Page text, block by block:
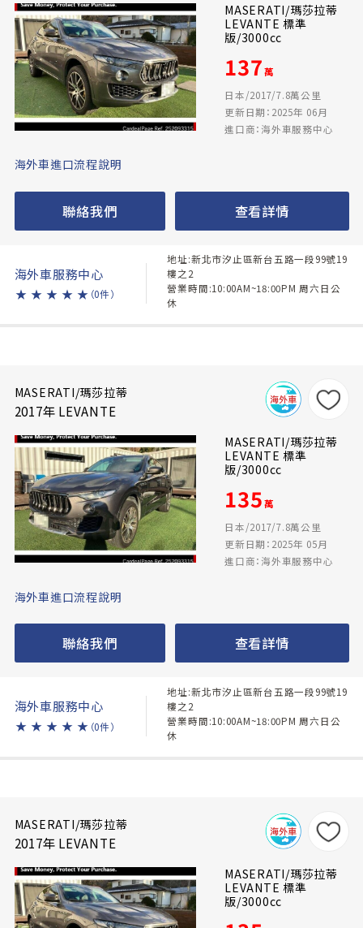
MASERATI/瑪莎拉蒂
LEVANTE 標準
版/3000cc
137萬
日本/2017/7.8萬公里
更新日期：2025年 06月
進口商：海外車服務中心
海外車進口流程說明
聯絡我們 查看詳情
海外車服務中心
★ ★ ★ ★ ★ （0件）
地址:新北市汐止區新台五路一段99號19
樓之2
營業時間:10:00AM~18:00PM 周六日公
休
MASERATI/瑪莎拉蒂
2017年 LEVANTE
MASERATI/瑪莎拉蒂
LEVANTE 標準
版/3000cc
135萬
日本/2017/7.8萬公里
更新日期：2025年 05月
進口商：海外車服務中心
海外車進口流程說明
聯絡我們 查看詳情
海外車服務中心
★ ★ ★ ★ ★ （0件）
地址:新北市汐止區新台五路一段99號19
樓之2
營業時間:10:00AM~18:00PM 周六日公
休
MASERATI/瑪莎拉蒂
2017年 LEVANTE
MASERATI/瑪莎拉蒂
LEVANTE 標準
版/3000cc